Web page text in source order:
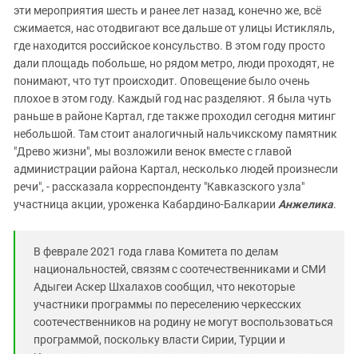
эти мероприятия шесть и ранее лет назад, конечно же, всё
сжимается, нас отодвигают все дальше от улицы Истикляль,
где находится российское консульство. В этом году просто
дали площадь побольше, но рядом метро, люди проходят, не
понимают, что тут происходит. Оповещение было очень
плохое в этом году. Каждый год нас разделяют. Я была чуть
раньше в районе Картал, где также проходил сегодня митинг
небольшой. Там стоит аналогичный нальчикскому памятник
"Древо жизни", мы возложили венок вместе с главой
администрации района Картал, несколько людей произнесли
речи", - рассказала корреспонденту "Кавказского узла"
участница акции, уроженка Кабардино-Балкарии Анжелика.
В феврале 2021 года глава Комитета по делам
национальностей, связям с соотечественниками и СМИ
Адыгеи Аскер Шхалахов сообщил, что некоторые
участники программы по переселению черкесских
соотечественников на родину не могут воспользоваться
программой, поскольку власти Сирии, Турции и